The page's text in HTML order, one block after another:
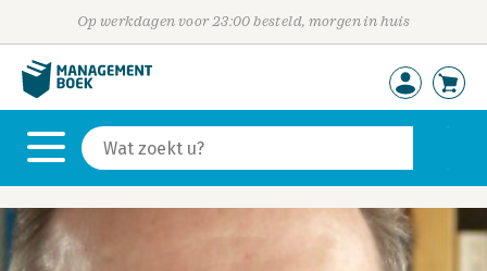
Op werkdagen voor 23:00 besteld, morgen in huis